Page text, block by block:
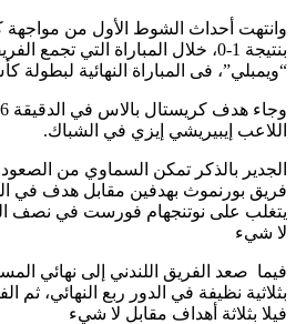
وانتهت أحداث الشوط الأول من مواجهة
بنتيجة 1-0، خلال المباراة التي
“ويمبلي”، فى المباراة النهائية لبطولة
اللاعب إيبيريشي إيزي في الشباك.
الجدير بالذكر تمكن السماوي من الصعود
فريق بورنموث بهدفين مقابل هدف في
يتغلب على نوتنجهام فورست في نصف
لا شيء
فيما صعد الفريق اللندني إلى نهائي
بثلاثية نظيفة في الدور ربع النهائي،
فيلا بثلاثة أهداف مقابل لا شيء